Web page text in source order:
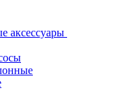
аксессуары